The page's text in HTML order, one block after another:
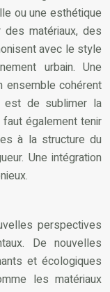
ou une esthétique
matériaux, des
avec le style
urbain. Une
ensemble cohérent
est de sublimer la
également tenir
à la structure du
Une intégration
perspectives
De nouvelles
et écologiques
les matériaux